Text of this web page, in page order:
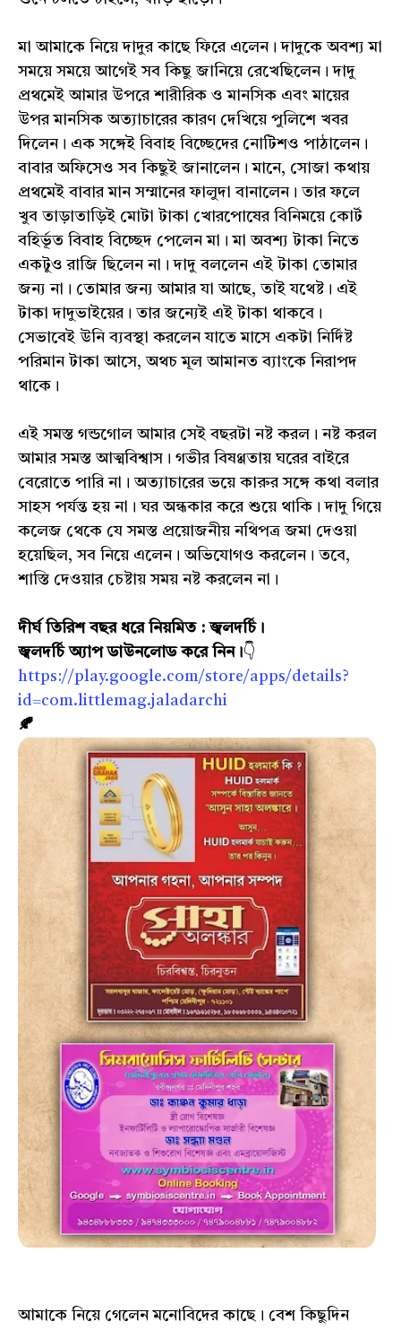
মা আমাকে নিয়ে দাদুর কাছে ফিরে এলেন। দাদুকে অবশ্য মা
সময়ে সময়ে আগেই সব কিছু জানিয়ে রেখেছিলেন। দাদু
প্রথমেই আমার উপরে শারীরিক ও মানসিক এবং মায়ের
উপর মানসিক অত্যাচারের কারণ দেখিয়ে পুলিশে খবর
দিলেন। এক সঙ্গেই বিবাহ বিচ্ছেদের নোটিশও পাঠালেন।
বাবার অফিসেও সব কিছুই জানালেন। মানে, সোজা কথায়
প্রথমেই বাবার মান সম্মানের ফালুদা বানালেন। তার ফলে
খুব তাড়াতাড়িই মোটা টাকা খোরপোষের বিনিময়ে কোর্ট
বহির্ভূত বিবাহ বিচ্ছেদ পেলেন মা। মা অবশ্য টাকা নিতে
একটুও রাজি ছিলেন না। দাদু বললেন এই টাকা তোমার
জন্য না। তোমার জন্য আমার যা আছে, তাই যথেষ্ট। এই
টাকা দাদুভাইয়ের। তার জন্যেই এই টাকা থাকবে।
সেভাবেই উনি ব্যবস্থা করলেন যাতে মাসে একটা নির্দিষ্ট
পরিমান টাকা আসে, অথচ মূল আমানত ব্যাংকে নিরাপদ
থাকে।
এই সমস্ত গন্ডগোল আমার সেই বছরটা নষ্ট করল। নষ্ট করল
আমার সমস্ত আত্মবিশ্বাস। গভীর বিষণ্ণতায় ঘরের বাইরে
বেরোতে পারি না। অত্যাচারের ভয়ে কারুর সঙ্গে কথা বলার
সাহস পর্যন্ত হয় না। ঘর অন্ধকার করে শুয়ে থাকি। দাদু গিয়ে
কলেজ থেকে যে সমস্ত প্রয়োজনীয় নথিপত্র জমা দেওয়া
হয়েছিল, সব নিয়ে এলেন। অভিযোগও করলেন। তবে,
শাস্তি দেওয়ার চেষ্টায় সময় নষ্ট করলেন না।
দীর্ঘ তিরিশ বছর ধরে নিয়মিত : জ্বলদর্চি।
জ্বলদর্চি অ্যাপ ডাউনলোড করে নিন।👇
https://play.google.com/store/apps/details?
id=com.littlemag.jaladarchi
🍂
আমাকে নিয়ে গেলেন মনোবিদের কাছে। বেশ কিছুদিন